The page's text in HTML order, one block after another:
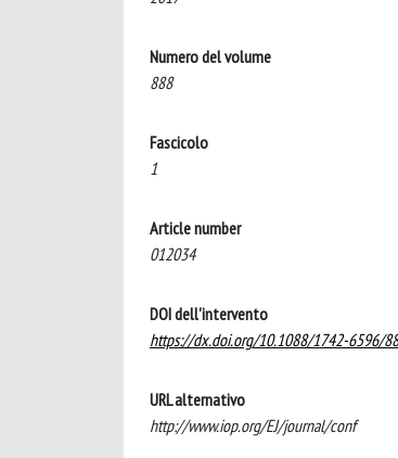
Numero del volume
888
Fascicolo
1
Article number
012034
DOI dell'intervento
https://dx.doi.org/10.1088/1742-6596/
URL alternativo
http://www.iop.org/EJ/journal/conf